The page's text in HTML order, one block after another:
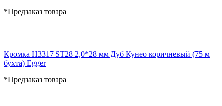
*Предзаказ товара
Кромка H3317 ST28 2,0*28 мм Дуб Кунео коричневый (75 м
бухта) Egger
*Предзаказ товара